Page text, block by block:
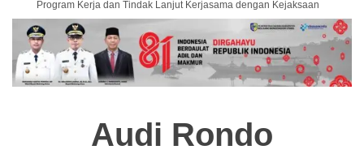
Program Kerja dan Tindak Lanjut Kerjasama dengan Kejaksaan
Audi Rondo